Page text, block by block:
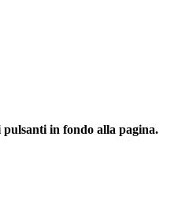
pulsanti in fondo alla pagina.